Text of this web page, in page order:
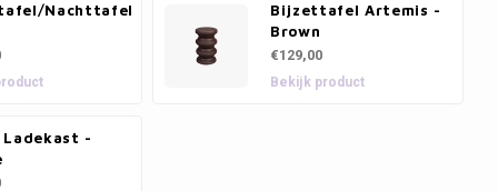
Nachttafel
Bijzettafel Artemis -
Brown
€129,00
Bekijk product
Ladekast -